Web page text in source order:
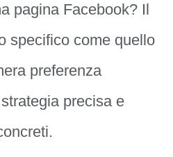
pagina Facebook? Il
specifico come quello
preferenza
precisa e